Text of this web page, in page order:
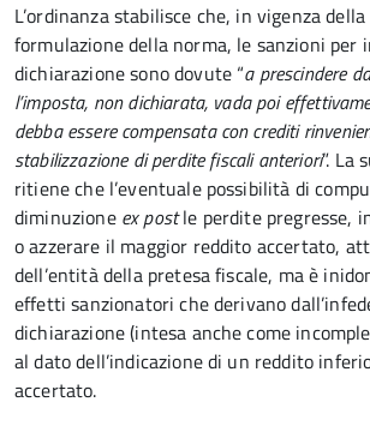
L’ordinanza stabilisce che, in vigenza
formulazione della norma, le sanzioni per
dichiarazione sono dovute “a prescindere
l’imposta, non dichiarata, vada poi
debba essere compensata con crediti
stabilizzazione di perdite fiscali anteriori”. La
ritiene che l’eventuale possibilità di
diminuzione ex postle perdite pregresse,
o azzerare il maggior reddito accertato,
dell’entità della pretesa fiscale, ma è
effetti sanzionatori che derivano
dichiarazione (intesa anche come
al dato dell’indicazione di un reddito
accertato.